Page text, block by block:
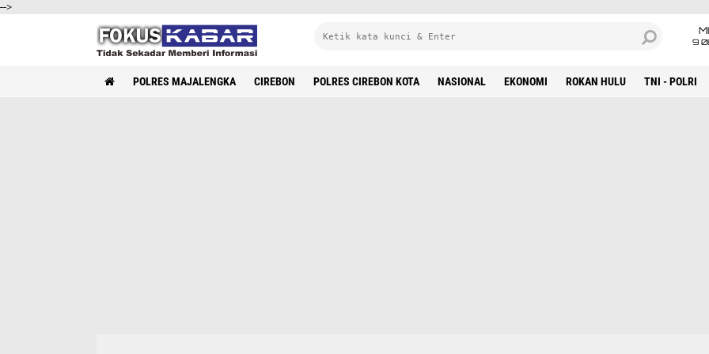
-->
9
POLRES MAJALENGKA CIREBON POLRES CIREBON KOTA NASIONAL EKONOMI ROKAN HULU TNI - POLRI